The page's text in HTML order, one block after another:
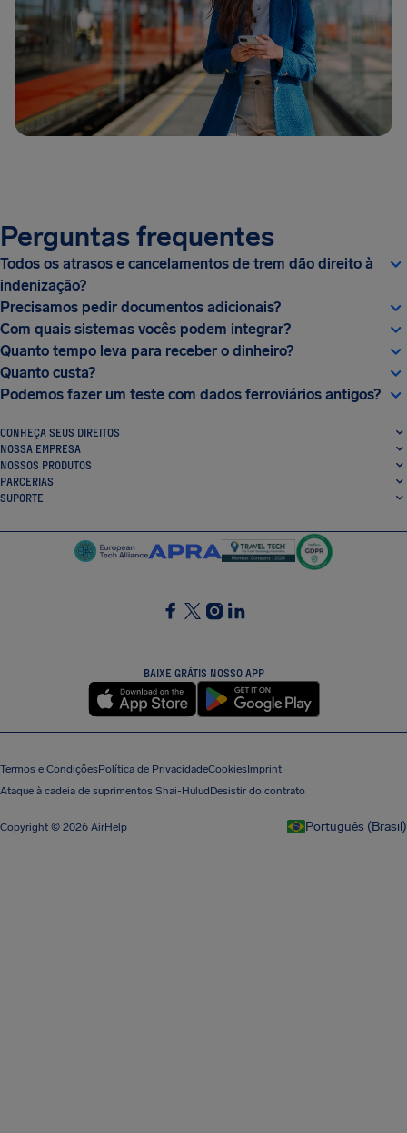
Perguntas frequentes
Todos os atrasos e cancelamentos de trem dão direito à
indenização?
Precisamos pedir documentos adicionais?
Com quais sistemas vocês podem integrar?
Quanto tempo leva para receber o dinheiro?
Quanto custa?
Podemos fazer um teste com dados ferroviários antigos?
CONHEÇA SEUS DIREITOS
NOSSA EMPRESA
NOSSOS PRODUTOS
PARCERIAS
SUPORTE
BAIXE GRÁTIS NOSSO APP
Termos e CondiçõesPolítica de PrivacidadeCookiesImprint
Ataque à cadeia de suprimentos Shai-HuludDesistir do contrato
Copyright © 2026 AirHelp Português (Brasil)